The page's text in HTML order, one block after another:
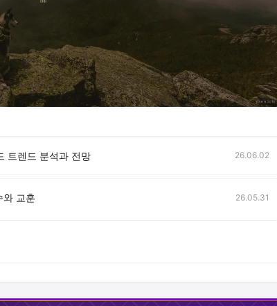
트렌드 분석과 전망 26.06.02
와 교훈 26.05.31